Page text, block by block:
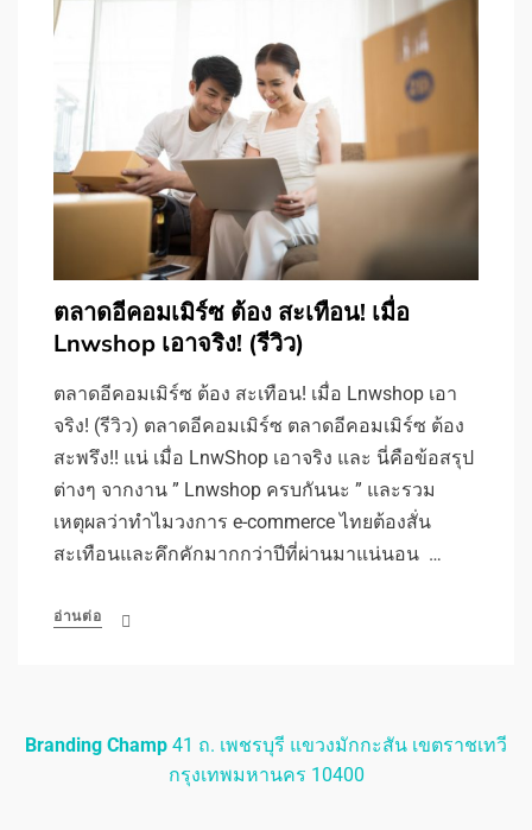
ตลาดอีคอมเมิร์ซ ต้อง สะเทือน! เมื่อ
Lnwshop เอาจริง! (รีวิว)
ตลาดอีคอมเมิร์ซ ต้อง สะเทือน! เมื่อ Lnwshop เอา
จริง! (รีวิว) ตลาดอีคอมเมิร์ซ ตลาดอีคอมเมิร์ซ ต้อง
สะพรึง!! แน่ เมื่อ LnwShop เอาจริง และ นี่คือข้อสรุป
ต่างๆ จากงาน ” Lnwshop ครบกันนะ ” และรวม
เหตุผลว่าทำไมวงการ e-commerce ไทยต้องสั่น
สะเทือนและคึกคักมากกว่าปีที่ผ่านมาแน่นอน …
อ่านต่อ
Branding Champ 41 ถ. เพชรบุรี แขวงมักกะสัน เขตราชเทวี
กรุงเทพมหานคร 10400